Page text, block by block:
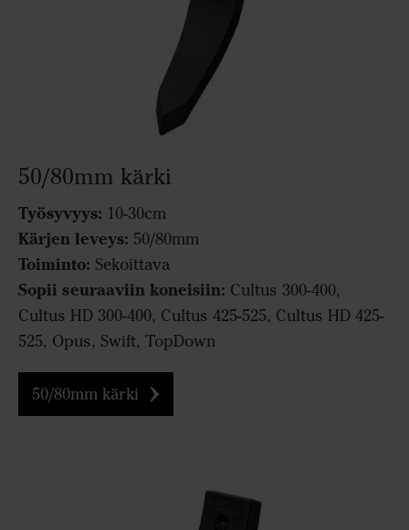
50/80mm kärki
Työsyvyys: 10-30cm
Kärjen leveys: 50/80mm
Toiminto: Sekoittava
Sopii seuraaviin koneisiin: Cultus 300-400,
Cultus HD 300-400, Cultus 425-525, Cultus HD 425-
525, Opus, Swift, TopDown
50/80mm kärki